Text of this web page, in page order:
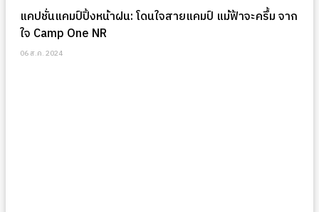
แคปชั่นแคมป์ปิ้งหน้าฝน: โดนใจสายแคมป์ แม้ฟ้าจะครึ้ม จาก
ใจ Camp One NR
06 ส.ค. 2024